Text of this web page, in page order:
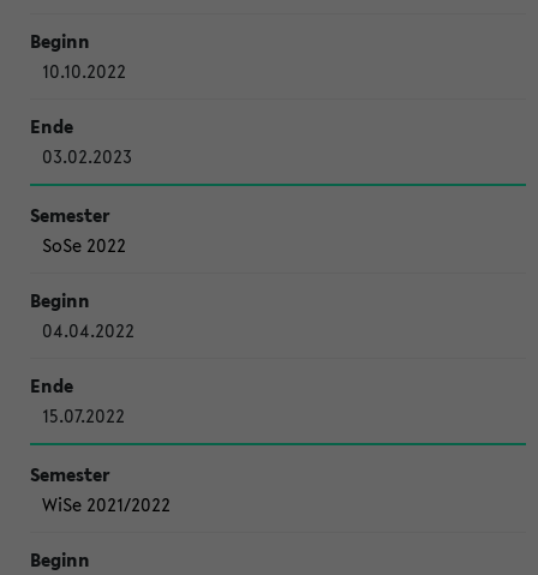
10.10.2022
03.02.2023
SoSe 2022
04.04.2022
15.07.2022
WiSe 2021/2022